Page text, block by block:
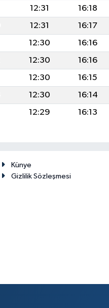
12:31 16:18
12:31 16:17
12:30 16:16
12:30 16:16
12:30 16:15
12:30 16:14
12:29 16:13
Künye
Gizlilik Sözleşmesi